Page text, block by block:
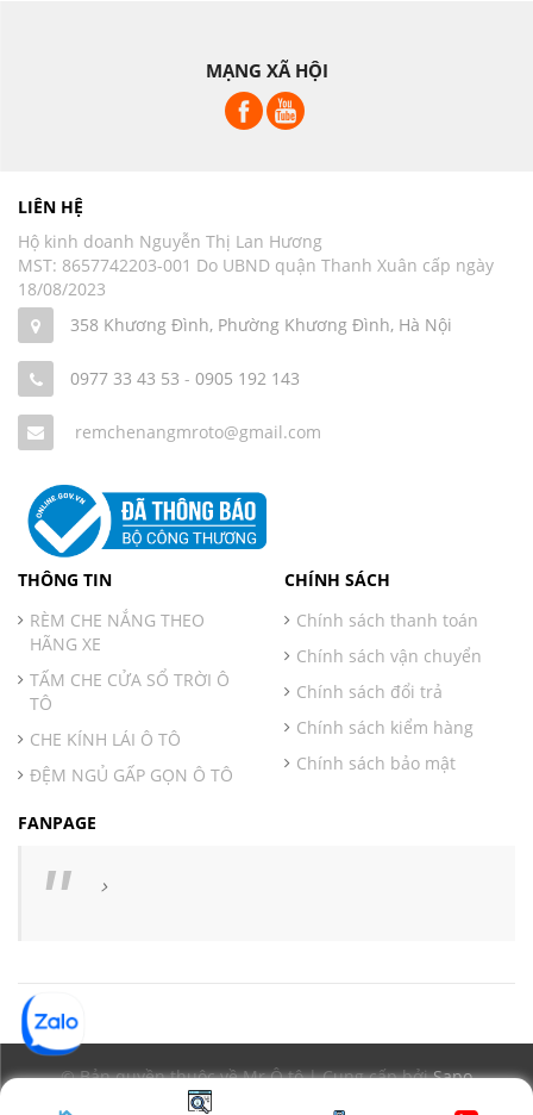
MẠNG XÃ HỘI
LIÊN HỆ
Hộ kinh doanh Nguyễn Thị Lan Hương
MST: 8657742203-001 Do UBND quận Thanh Xuân cấp ngày
18/08/2023
358 Khương Đình, Phường Khương Đình, Hà Nội
0977 33 43 53 - 0905 192 143
remchenangmroto@gmail.com
THÔNG TIN
RÈM CHE NẮNG THEO
HÃNG XE
TẤM CHE CỬA SỔ TRỜI Ô
TÔ
CHE KÍNH LÁI Ô TÔ
ĐỆM NGỦ GẤP GỌN Ô TÔ
CHÍNH SÁCH
Chính sách thanh toán
Chính sách vận chuyển
Chính sách đổi trả
Chính sách kiểm hàng
Chính sách bảo mật
FANPAGE
© Bản quyền thuộc về Mr Ô tô | Cung cấp bởiSapo